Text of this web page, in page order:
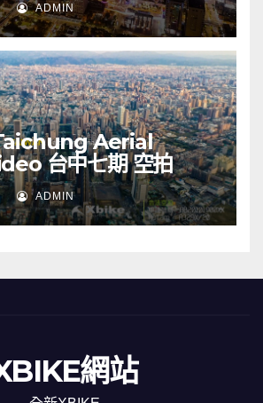
ADMIN
Aerial
台中七期 空拍
ADMIN
網站